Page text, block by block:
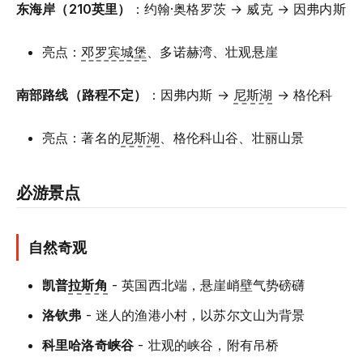
东海岸（210英里） ：约翰·奥格罗茨 → 威克 → 因弗内斯
亮点：邓罗宾城堡、多诺赫湾、壮观悬崖
南部路线（路程不定） ：因弗内斯 → 尼斯湖 → 格伦科
亮点：著名的尼斯湖、格伦科山谷、壮丽山景
必游景点
自然奇观
凯普拉斯角 - 英国西北端，悬崖峭壁气势磅礴
洛钦弗 - 迷人的渔港小村，以苏尔文山为背景
科里哈洛奇峡谷 - 壮观的峡谷，附有吊桥